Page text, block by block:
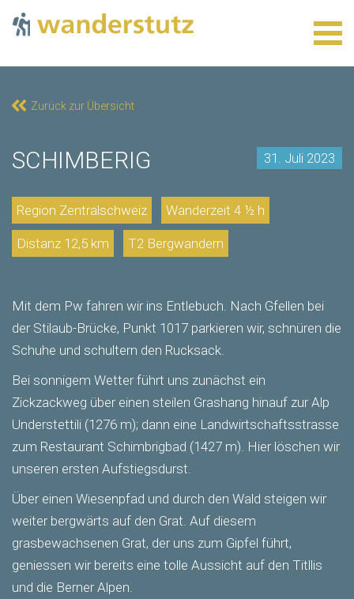
Zurück zur Übersicht
31. Juli 2023
SCHIMBERIG
Region Zentralschweiz Wanderzeit 4 ½ h
Distanz 12,5 km T2 Bergwandern
Mit dem Pw fahren wir ins Entlebuch. Nach Gfellen bei
der Stilaub-Brücke, Punkt 1017 parkieren wir, schnüren die
Schuhe und schultern den Rucksack.
Bei sonnigem Wetter führt uns zunächst ein
Zickzackweg über einen steilen Grashang hinauf zur Alp
Understettili (1276 m); dann eine Landwirtschaftsstrasse
zum Restaurant Schimbrigbad (1427 m). Hier löschen wir
unseren ersten Aufstiegsdurst.
Über einen Wiesenpfad und durch den Wald steigen wir
weiter bergwärts auf den Grat. Auf diesem
grasbewachsenen Grat, der uns zum Gipfel führt,
geniessen wir bereits eine tolle Aussicht auf den Titllis
und die Berner Alpen.